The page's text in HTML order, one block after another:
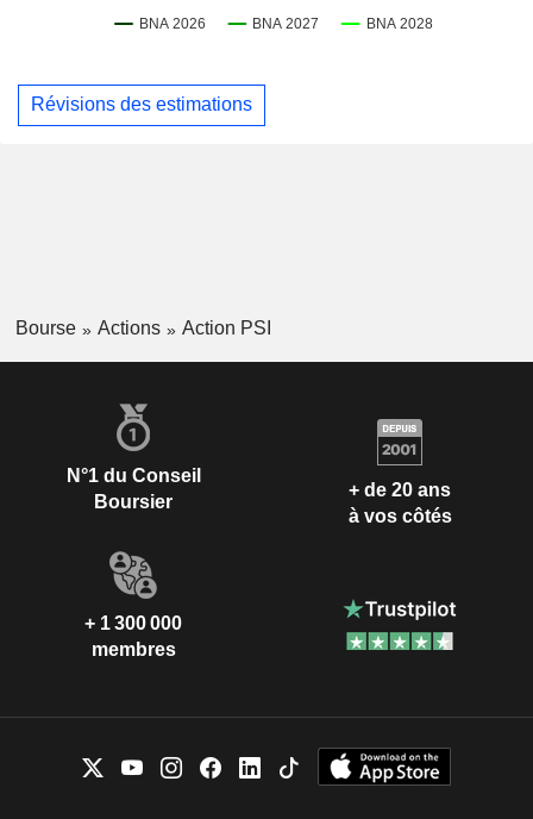
Révisions des estimations
Bourse Actions Action PSI
N°1 du Conseil
Boursier
+ de 20 ans
à vos côtés
+ 1 300 000
membres